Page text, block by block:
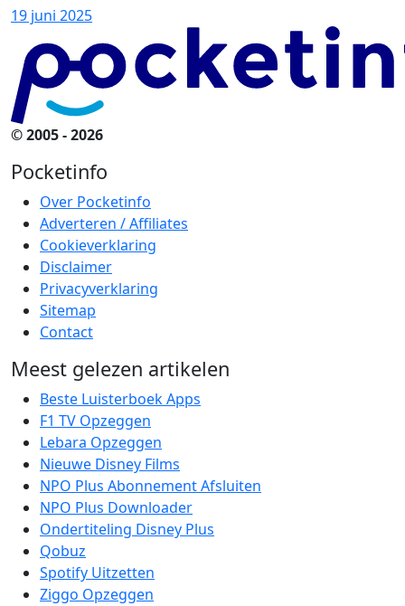
19 juni 2025
© 2005 - 2026
Pocketinfo
Over Pocketinfo
Adverteren / Affiliates
Cookieverklaring
Disclaimer
Privacyverklaring
Sitemap
Contact
Meest gelezen artikelen
Beste Luisterboek Apps
F1 TV Opzeggen
Lebara Opzeggen
Nieuwe Disney Films
NPO Plus Abonnement Afsluiten
NPO Plus Downloader
Ondertiteling Disney Plus
Qobuz
Spotify Uitzetten
Ziggo Opzeggen